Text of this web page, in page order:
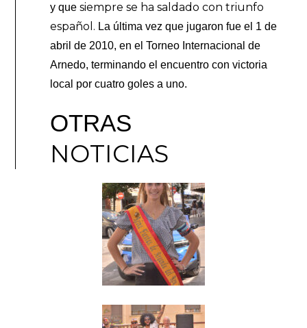
y que siempre se ha saldado con triunfo
español. La última vez que jugaron fue el 1 de
abril de 2010, en el Torneo Internacional de
Arnedo, terminando el encuentro con victoria
local por cuatro goles a uno.
OTRAS
NOTICIAS